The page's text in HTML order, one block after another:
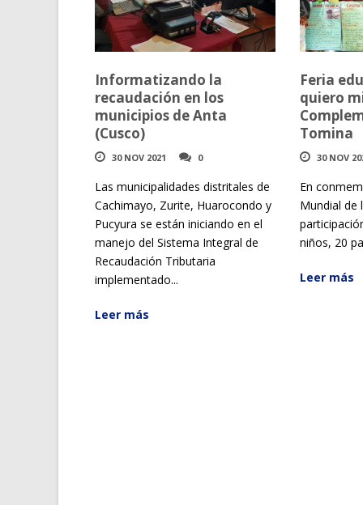
Informatizando la
recaudación en los
municipios de Anta
(Cusco)
30 NOV 2021 0
Las municipalidades distritales de
Cachimayo, Zurite, Huarocondo y
Pucyura se están iniciando en el
manejo del Sistema Integral de
Recaudación Tributaria
implementado...
Leer más
Feria
quiero
Tomina
30 NOV
En
Mundial de
niños, 20
Leer más